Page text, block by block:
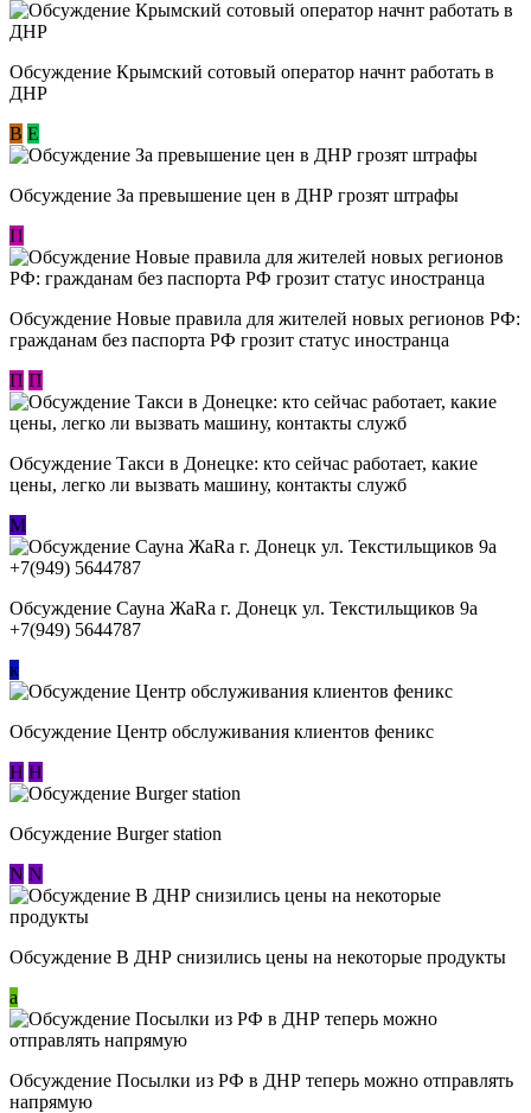
Обсуждение Крымский сотовый оператор начнт работать в
ДНР
В E
Обсуждение За превышение цен в ДНР грозят штрафы
П
Обсуждение Новые правила для жителей новых регионов РФ:
гражданам без паспорта РФ грозит статус иностранца
П П
Обсуждение ​Такси в Донецке: кто сейчас работает, какие
цены, легко ли вызвать машину, контакты служб
М
Обсуждение Сауна ЖаRa г. Донецк ул. Текстильщиков 9а
+7(949) 5644787
к
Обсуждение Центр обслуживания клиентов феникс
Н Н
Обсуждение Burger station
N N
Обсуждение В ДНР снизились цены на некоторые продукты
a
Обсуждение Посылки из РФ в ДНР теперь можно отправлять
напрямую